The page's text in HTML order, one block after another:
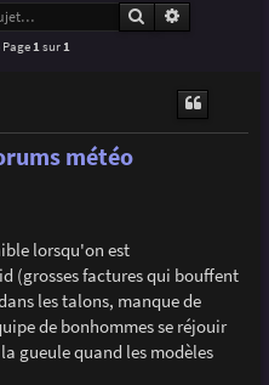
Rechercher
Page 1 sur 1
météo
lorsqu'on est
(grosses factures qui bouffent
les talons, manque de
de bonhommes se réjouir
gueule quand les modèles